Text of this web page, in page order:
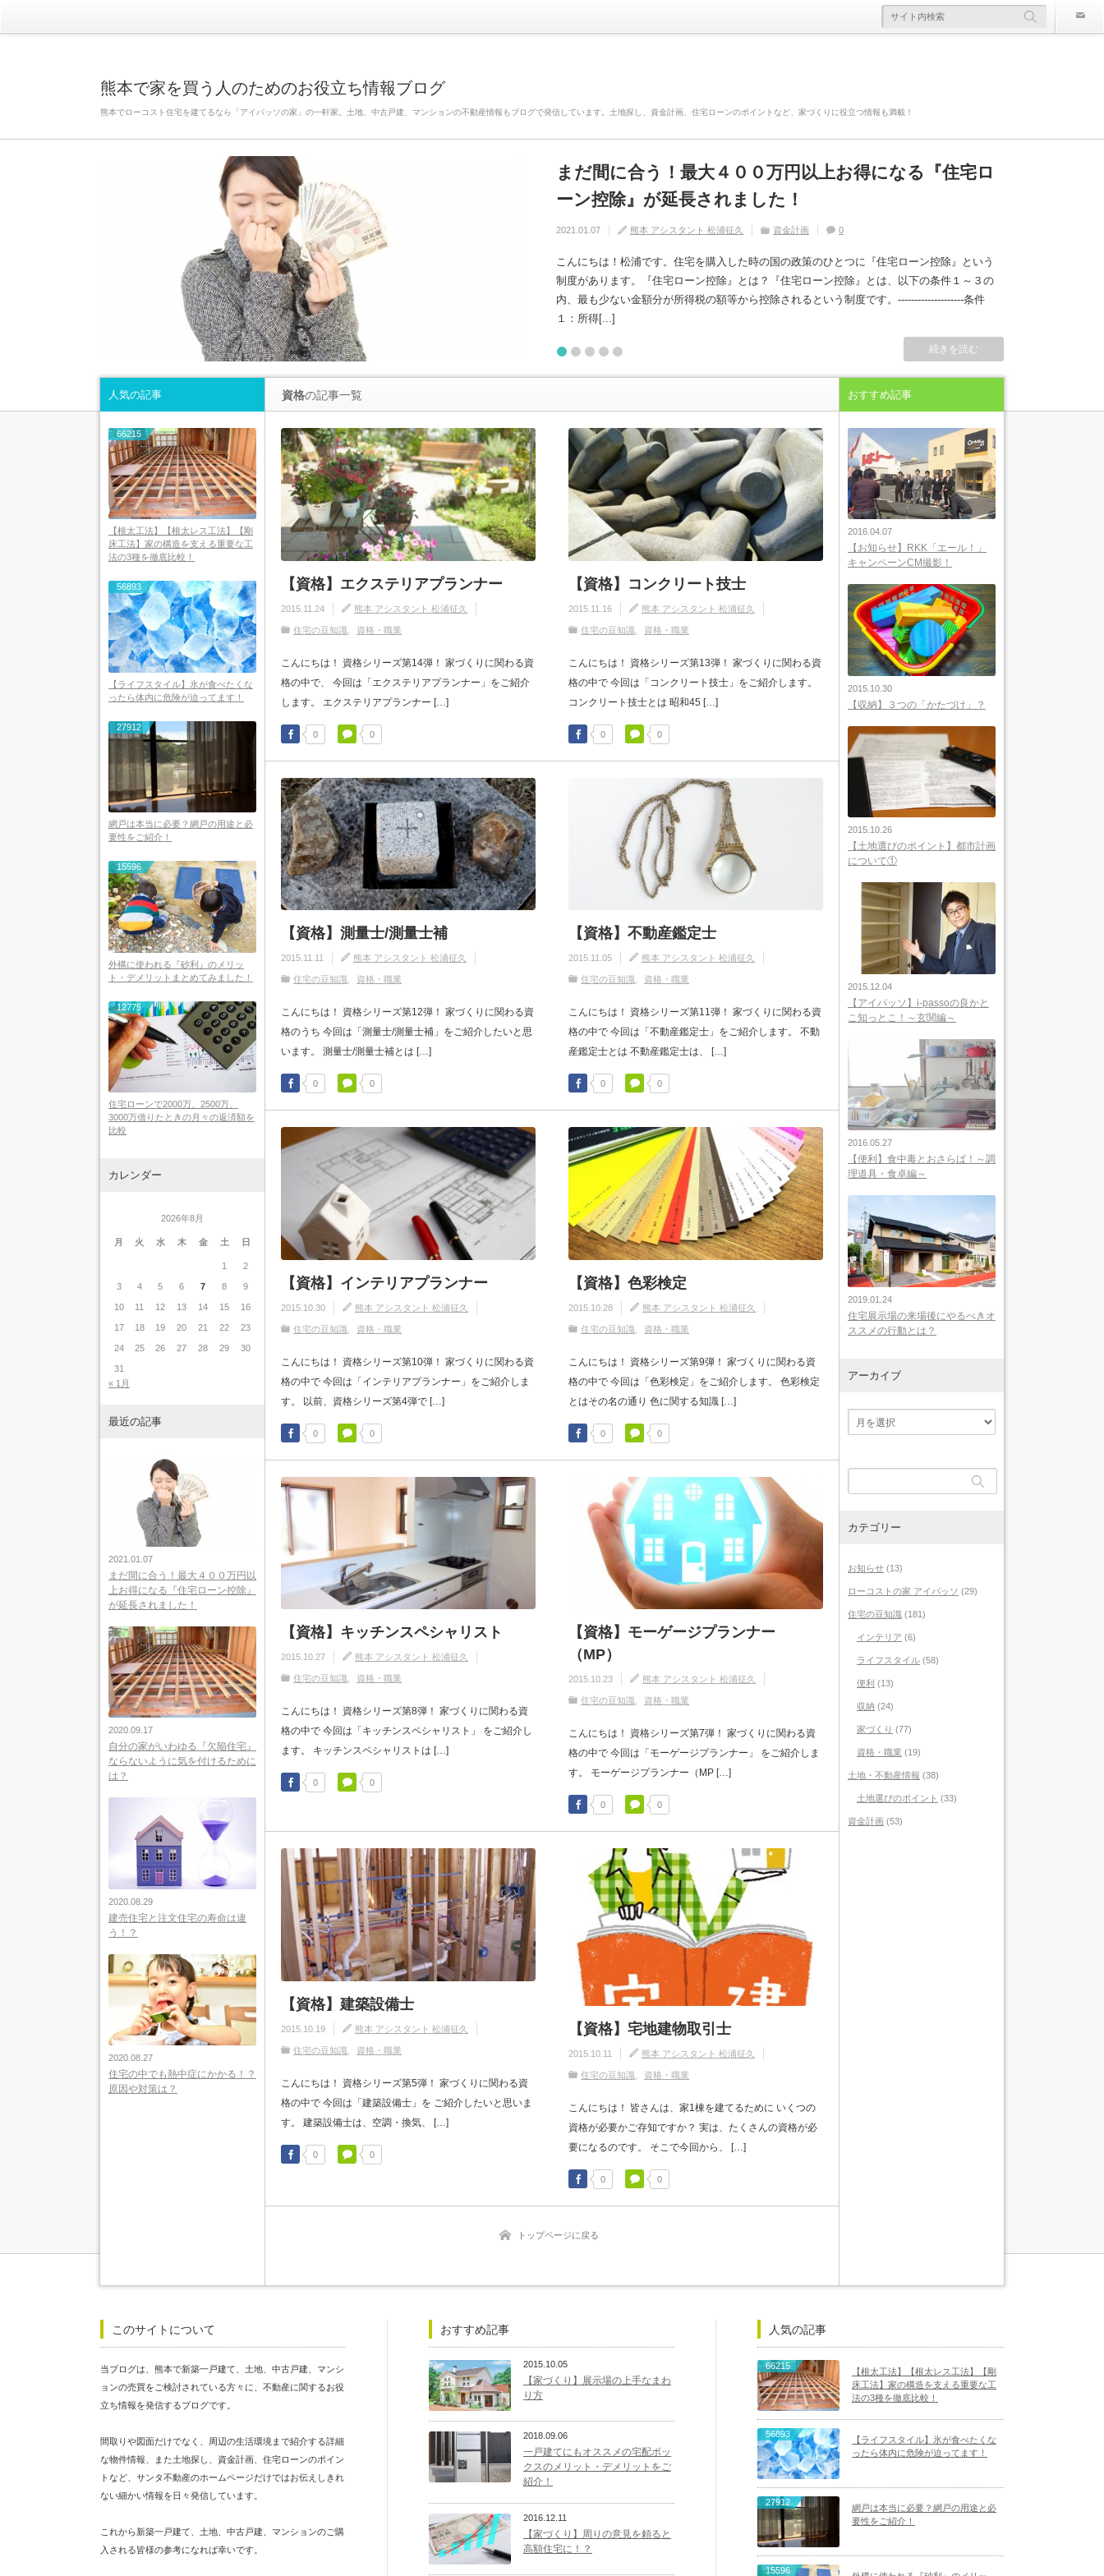
熊本で家を買う人のためのお役立ち情報ブログ
熊本でローコスト住宅を建てるなら「アイパッソの家」の一軒家。土地、中古戸建、マンションの不動産情報もブログで発信しています。土地探し、資金計画、住宅ローンのポイントなど、家づくりに役立つ情報も満載！
まだ間に合う！最大４００万円以上お得になる『住宅ロ
ーン控除』が延長されました！
2021.01.07 熊本 アシスタント 松浦征久 資金計画 0
こんにちは！松浦です。住宅を購入した時の国の政策のひとつに『住宅ローン控除』という
制度があります。『住宅ローン控除』とは？『住宅ローン控除』とは、以下の条件１～３の
内、最も少ない金額分が所得税の額等から控除されるという制度です。--------------------条件
１：所得[...]
続きを読む
自分の家がいわゆる『欠陥住宅』ならないように気を付
けるためには？
2020.09.17 熊本 アシスタント 松浦征久 住宅の豆知識 家づくり
建売住宅と注文住宅の寿命は違う！？
2020.08.29 熊本 アシスタント 松浦征久 住宅の豆知識
住宅の中でも熱中症にかかる！？原因や対策は？
2020.08.27 熊本 アシスタント 松浦征久 ライフスタイル
【火災保険】万が一の災害や事故の時にどこまで補償さ
れるの？
2020.07.11 熊本 アシスタント 松浦征久 住宅の豆知識 家づくり
1 2 3 4
資格の記事一覧
【資格】エクステリアプランナー
2015.11.24 熊本 アシスタント 松浦征久
住宅の豆知識 資格・職業
こんにちは！ 資格シリーズ第14弾！ 家づくりに関わる資
格の中で、 今回は「エクステリアプランナー」をご紹介
します。 エクステリアプランナー […]
0 0
【資格】コンクリート技士
2015.11.16 熊本 アシスタント 松浦征久
住宅の豆知識 資格・職業
こんにちは！ 資格シリーズ第13弾！ 家づくりに関わる資
格の中で 今回は「コンクリート技士」をご紹介します。
コンクリート技士とは 昭和45 […]
0 0
【資格】測量士/測量士補
2015.11.11 熊本 アシスタント 松浦征久
住宅の豆知識 資格・職業
こんにちは！ 資格シリーズ第12弾！ 家づくりに関わる資
格のうち 今回は「測量士/測量士補」をご紹介したいと思
います。 測量士/測量士補とは […]
0 0
【資格】不動産鑑定士
2015.11.05 熊本 アシスタント 松浦征久
住宅の豆知識 資格・職業
こんにちは！ 資格シリーズ第11弾！ 家づくりに関わる資
格の中で 今回は「不動産鑑定士」をご紹介します。 不動
産鑑定士とは 不動産鑑定士は、 […]
0 0
【資格】インテリアプランナー
2015.10.30 熊本 アシスタント 松浦征久
住宅の豆知識 資格・職業
こんにちは！ 資格シリーズ第10弾！ 家づくりに関わる資
格の中で 今回は「インテリアプランナー」をご紹介しま
す。 以前、資格シリーズ第4弾で […]
0 0
【資格】色彩検定
2015.10.28 熊本 アシスタント 松浦征久
住宅の豆知識 資格・職業
こんにちは！ 資格シリーズ第9弾！ 家づくりに関わる資
格の中で 今回は「色彩検定」をご紹介します。 色彩検定
とはその名の通り 色に関する知識 […]
0 0
【資格】キッチンスペシャリスト
2015.10.27 熊本 アシスタント 松浦征久
住宅の豆知識 資格・職業
こんにちは！ 資格シリーズ第8弾！ 家づくりに関わる資
格の中で 今回は「キッチンスペシャリスト」 をご紹介し
ます。 キッチンスペシャリストは […]
0 0
【資格】モーゲージプランナー
（MP）
2015.10.23 熊本 アシスタント 松浦征久
住宅の豆知識 資格・職業
こんにちは！ 資格シリーズ第7弾！ 家づくりに関わる資
格の中で 今回は「モーゲージプランナー」 をご紹介しま
す。 モーゲージプランナー（MP […]
0 0
【資格】建築設備士
2015.10.19 熊本 アシスタント 松浦征久
住宅の豆知識 資格・職業
こんにちは！ 資格シリーズ第5弾！ 家づくりに関わる資
格の中で 今回は「建築設備士」を ご紹介したいと思いま
す。 建築設備士は、空調・換気、 […]
0 0
【資格】宅地建物取引士
2015.10.11 熊本 アシスタント 松浦征久
住宅の豆知識 資格・職業
こんにちは！ 皆さんは、家1棟を建てるために いくつの
資格が必要かご存知ですか？ 実は、たくさんの資格が必
要になるのです。 そこで今回から、 […]
0 0
トップページに戻る
人気の記事
66215
【根太工法】【根太レス工法】【剛
床工法】家の構造を支える重要な工
法の3種を徹底比較！
56893
【ライフスタイル】氷が食べたくな
ったら体内に危険が迫ってます！
27912
網戸は本当に必要？網戸の用途と必
要性をご紹介！
15596
外構に使われる『砂利』のメリッ
ト・デメリットまとめてみました！
12775
住宅ローンで2000万、2500万、
3000万借りたときの月々の返済額を
比較
カレンダー
2026年8月
月 火 水 木 金 土 日
1 2
3 4 5 6 7 8 9
10 11 12 13 14 15 16
17 18 19 20 21 22 23
24 25 26 27 28 29 30
31
« 1月
最近の記事
2021.01.07
まだ間に合う！最大４００万円以
上お得になる『住宅ローン控除』
が延長されました！
2020.09.17
自分の家がいわゆる『欠陥住宅』
ならないように気を付けるために
は？
2020.08.29
建売住宅と注文住宅の寿命は違
う！？
2020.08.27
住宅の中でも熱中症にかかる！？
原因や対策は？
おすすめ記事
2016.04.07
【お知らせ】RKK「エール！」
キャンペーンCM撮影！
2015.10.30
【収納】３つの「かたづけ」？
2015.10.26
【土地選びのポイント】都市計画
について①
2015.12.04
【アイパッソ】i-passoの良かと
こ知っとこ！～玄関編～
2016.05.27
【便利】食中毒とおさらば！～調
理道具・食卓編～
2019.01.24
住宅展示場の来場後にやるべきオ
ススメの行動とは？
アーカイブ
カテゴリー
お知らせ (13)
ローコストの家 アイパッソ (29)
住宅の豆知識 (181)
インテリア (6)
ライフスタイル (58)
便利 (13)
収納 (24)
家づくり (77)
資格・職業 (19)
土地・不動産情報 (38)
土地選びのポイント (33)
資金計画 (53)
このサイトについて
当ブログは、熊本で新築一戸建て、土地、中古戸建、マンシ
ョンの売買をご検討されている方々に、不動産に関するお役
立ち情報を発信するブログです。
間取りや図面だけでなく、周辺の生活環境まで紹介する詳細
な物件情報、また土地探し、資金計画、住宅ローンのポイン
トなど、サンタ不動産のホームページだけではお伝えしきれ
ない細かい情報を日々発信しています。
これから新築一戸建て、土地、中古戸建、マンションのご購
入される皆様の参考になれば幸いです。
おすすめ記事
2015.10.05
【家づくり】展示場の上手なまわ
り方
2018.09.06
一戸建てにもオススメの宅配ボッ
クスのメリット・デメリットをご
紹介！
2016.12.11
【家づくり】周りの意見を頼ると
高額住宅に！？
人気の記事
66215
【根太工法】【根太レス工法】【剛
床工法】家の構造を支える重要な工
法の3種を徹底比較！
56893
【ライフスタイル】氷が食べたくな
ったら体内に危険が迫ってます！
27912
網戸は本当に必要？網戸の用途と必
要性をご紹介！
15596